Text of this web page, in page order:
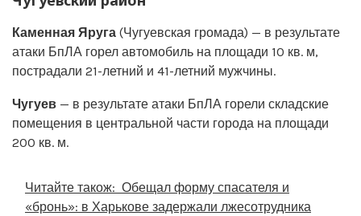
Каменная Яруга (Чугуевская громада) — в результате
атаки БпЛА горел автомобиль на площади 10 кв. м,
пострадали 21-летний и 41-летний мужчины.
Чугуев — в результате атаки БпЛА горели складские
помещения в центральной части города на площади
200 кв. м.
Читайте також: Обещал форму спасателя и
«бронь»: в Харькове задержали лжесотрудника